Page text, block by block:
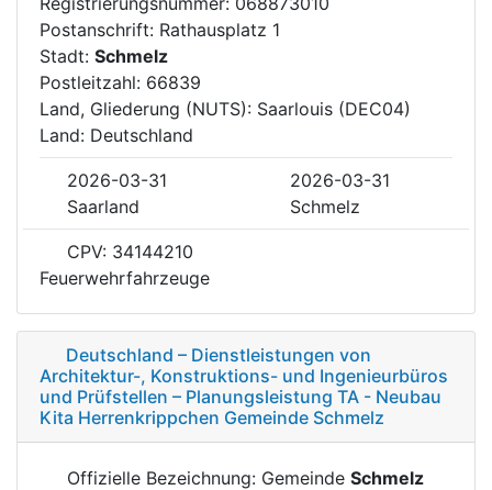
Postanschrift: Rathausplatz 1
Stadt: Schmelz
Postleitzahl: 66839
Land, Gliederung (NUTS): Saarlouis (DEC04)
Land: Deutschland
2026-03-31
2026-03-31
Saarland
Schmelz
CPV: 34144210
Feuerwehrfahrzeuge
Deutschland – Dienstleistungen von
Architektur-, Konstruktions- und Ingenieurbüros
und Prüfstellen – Planungsleistung TA - Neubau
Kita Herrenkrippchen Gemeinde Schmelz
Offizielle Bezeichnung: Gemeinde Schmelz